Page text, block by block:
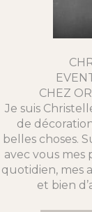
CHEZ
Je suis
de
belles choses.
avec vous mes
quotidien, mes
et bien